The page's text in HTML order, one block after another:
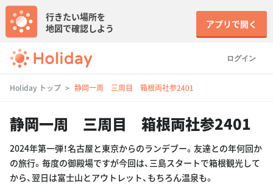
ログイン
行きたい場所を
地図で確認しよう
アプリで開く
Holiday トップ 静岡一周 三周目 箱根両社参2401
静岡一周 三周目 箱根両社参2401
2024年第一弾！名古屋と東京からのランデブー。友達との年何回か
の旅行。毎度の御殿場ですが今回は、三島スタートで箱根観光して
から、翌日は富士山とアウトレット、もちろん温泉も。